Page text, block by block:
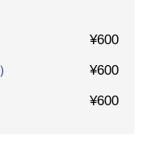
¥600
¥600
¥600